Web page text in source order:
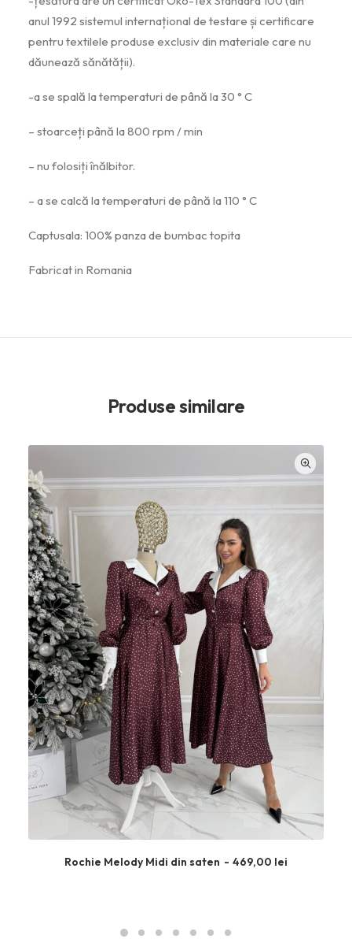
anul 1992 sistemul internațional de testare și certificare
pentru textilele produse exclusiv din materiale care nu
dăunează sănătății).
-a se spală la temperaturi de până la 30 ° C
– stoarceți până la 800 rpm / min
– nu folosiți înălbitor.
– a se calcă la temperaturi de până la 110 ° C
Captusala: 100% panza de bumbac topita
Fabricat in Romania
Produse similare
Rochie Melody Midi din saten 469,00 lei